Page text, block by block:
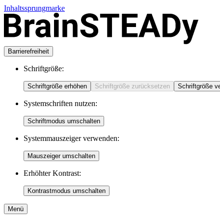
Inhaltssprungmarke
Barrierefreiheit
Schriftgröße:
Schriftgröße erhöhen Schriftgröße zurücksetzen Schriftgröße
Systemschriften nutzen:
Schriftmodus umschalten
Systemmauszeiger verwenden:
Mauszeiger umschalten
Erhöhter Kontrast:
Kontrastmodus umschalten
Menü